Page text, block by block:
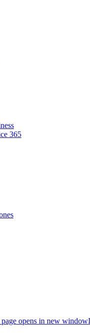
365
opens in new window